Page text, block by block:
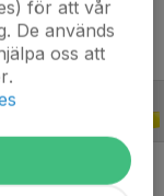
för att vår
De används
oss att